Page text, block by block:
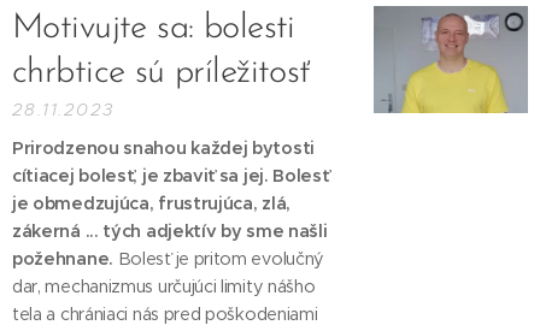
Motivujte sa: bolesti
chrbtice sú príležitosť
28.11.2023
Prirodzenou snahou každej bytosti
cítiacej bolesť, je zbaviť sa jej. Bolesť
je obmedzujúca, frustrujúca, zlá,
zákerná ... tých adjektív by sme našli
požehnane. Bolesť je pritom evolučný
dar, mechanizmus určujúci limity nášho
tela a chrániaci nás pred poškodeniami